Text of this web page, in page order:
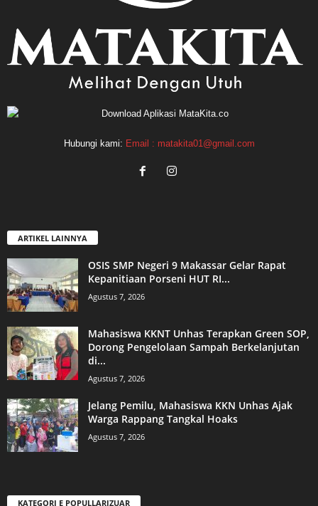
Hubungi kami: Email : matakita01@gmail.com
ARTIKEL LAINNYA
OSIS SMP Negeri 9 Makassar Gelar Rapat
Kepanitiaan Porseni HUT RI...
Agustus 7, 2026
Mahasiswa KKNT Unhas Terapkan Green SOP,
Dorong Pengelolaan Sampah Berkelanjutan
di...
Agustus 7, 2026
Jelang Pemilu, Mahasiswa KKN Unhas Ajak
Warga Rappang Tangkal Hoaks
Agustus 7, 2026
KATEGORI E POPULLARIZUAR